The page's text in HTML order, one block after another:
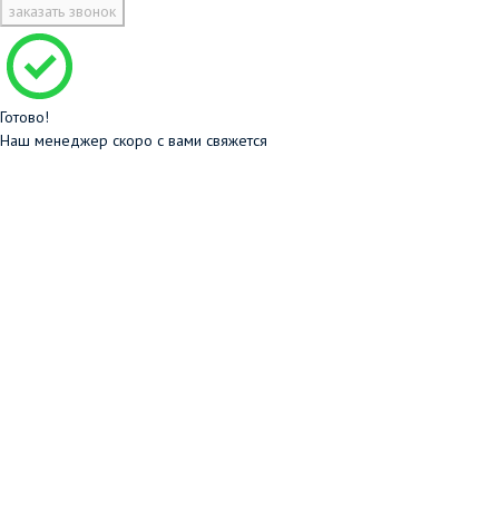
заказать звонок
Готово!
Наш менеджер скоро с вами свяжется